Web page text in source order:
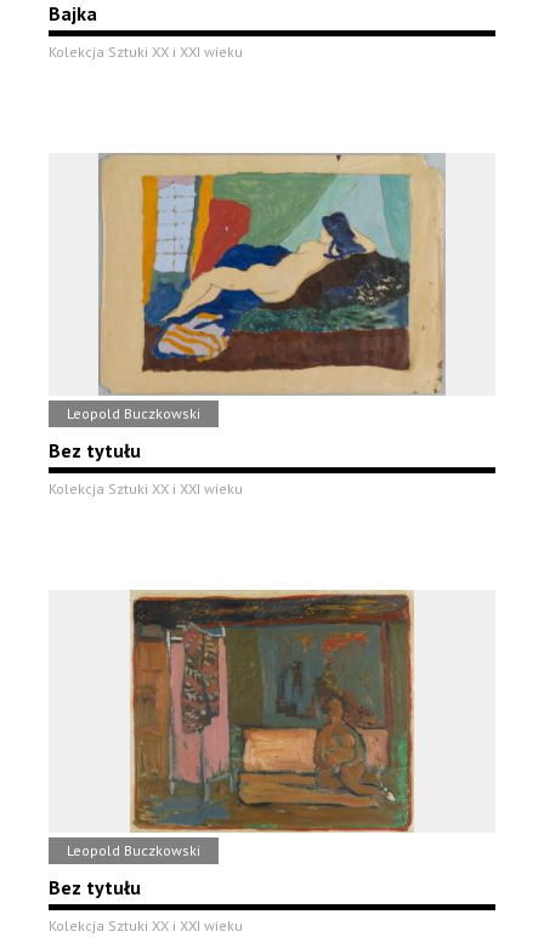
Bajka
Kolekcja Sztuki XX i XXI wieku
Leopold Buczkowski
Bez tytułu
Kolekcja Sztuki XX i XXI wieku
Leopold Buczkowski
Bez tytułu
Kolekcja Sztuki XX i XXI wieku